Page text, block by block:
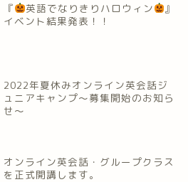
『 英語でなりきりハロウィン
』
イベント結果発表！！
2022年夏休みオンライン英会話ジ
ュニアキャンプ～募集開始のお知ら
せ～
オンライン英会話・グループクラス
を正式開講します。